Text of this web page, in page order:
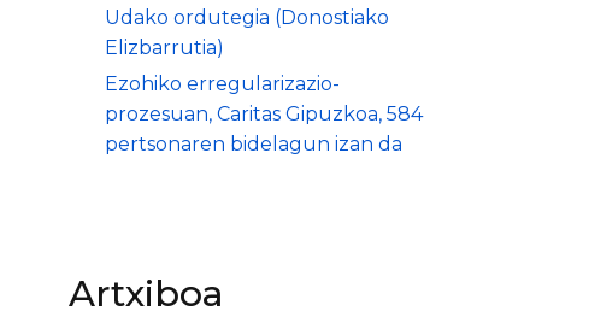
Udako ordutegia (Donostiako
Elizbarrutia)
Ezohiko erregularizazio-
prozesuan, Caritas Gipuzkoa, 584
pertsonaren bidelagun izan da
Artxiboa